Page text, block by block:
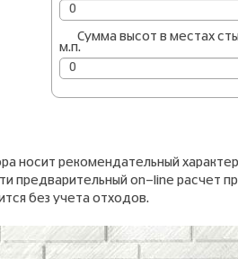
Сумма высот в местах
м.п.
носит рекомендательный
предварительный on-line расчет
без учета отходов.